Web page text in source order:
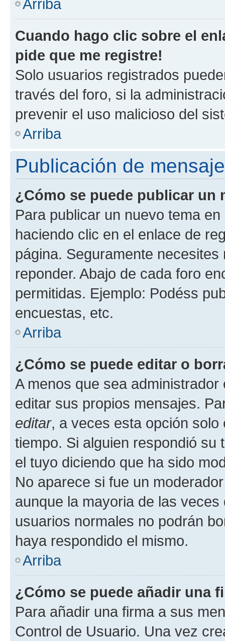
Arriba
Cuando hago clic sobre el
pide que me registre!
Solo usuarios registrados
través del foro, si la
prevenir el uso malicioso del
Arriba
Publicación de
¿Cómo se puede publicar un
Para publicar un nuevo tema
haciendo clic en el enlace de
página. Seguramente
reponder. Abajo de cada foro
permitidas. Ejemplo: Podéss
encuestas, etc.
Arriba
¿Cómo se puede editar o
A menos que sea
editar sus propios mensajes.
editar, a veces esta opción
tiempo. Si alguien respondió
el tuyo diciendo que ha sido
No aparece si fue un
aunque la mayoria de las
usuarios normales no podrán
haya respondido el mismo.
Arriba
¿Cómo se puede añadir una
Para añadir una firma a sus
Control de Usuario. Una vez